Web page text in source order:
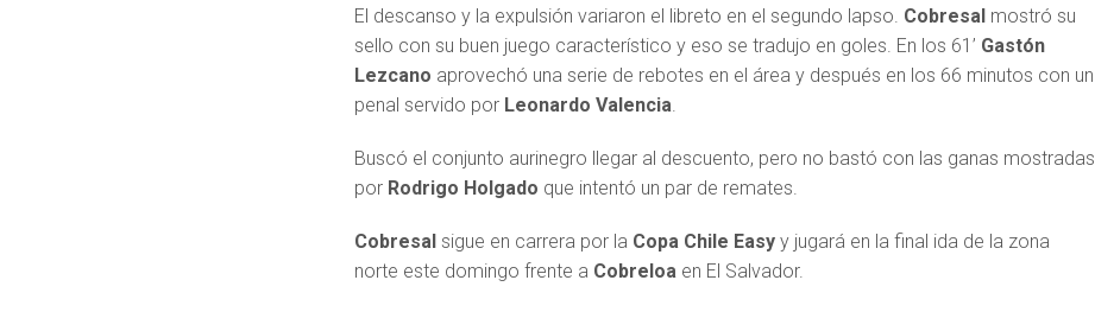
El descanso y la expulsión variaron el libreto en el segundo lapso. Cobresal mostró su
sello con su buen juego característico y eso se tradujo en goles. En los 61’ Gastón
Lezcano aprovechó una serie de rebotes en el área y después en los 66 minutos con un
penal servido por Leonardo Valencia.
Buscó el conjunto aurinegro llegar al descuento, pero no bastó con las ganas mostradas
por Rodrigo Holgado que intentó un par de remates.
Cobresal sigue en carrera por la Copa Chile Easy y jugará en la final ida de la zona
norte este domingo frente a Cobreloa en El Salvador.